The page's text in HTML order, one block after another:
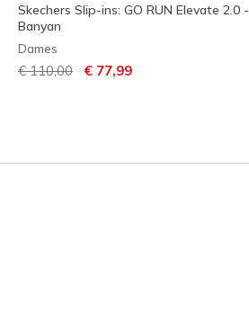
Skechers Slip-ins: GO RUN Elevate 2.0 -
Banyan
Dames
Prijs verlaagd van
€ 110,00 naar
€ 77,99